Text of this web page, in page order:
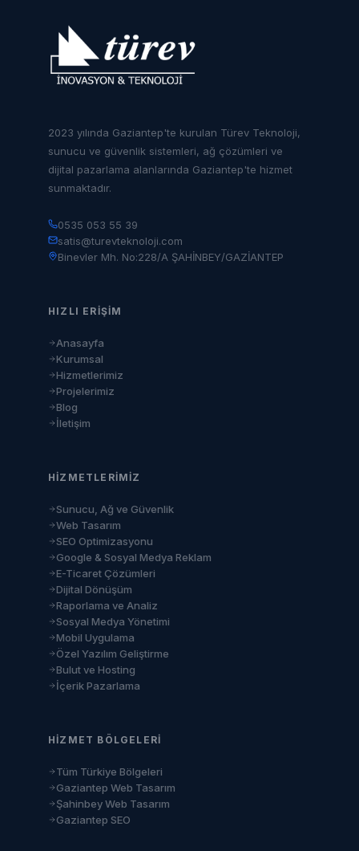
2023 yılında Gaziantep'te kurulan Türev Teknoloji,
sunucu ve güvenlik sistemleri, ağ çözümleri ve
dijital pazarlama alanlarında Gaziantep'te hizmet
sunmaktadır.
0535 053 55 39
satis@turevteknoloji.com
Binevler Mh. No:228/A ŞAHİNBEY/GAZİANTEP
HIZLI ERIŞIM
Anasayfa
Kurumsal
Hizmetlerimiz
Projelerimiz
Blog
İletişim
HIZMETLERIMIZ
Sunucu, Ağ ve Güvenlik
Web Tasarım
SEO Optimizasyonu
Google & Sosyal Medya Reklam
E-Ticaret Çözümleri
Dijital Dönüşüm
Raporlama ve Analiz
Sosyal Medya Yönetimi
Mobil Uygulama
Özel Yazılım Geliştirme
Bulut ve Hosting
İçerik Pazarlama
HIZMET BÖLGELERI
Tüm Türkiye Bölgeleri
Gaziantep Web Tasarım
Şahinbey Web Tasarım
Gaziantep SEO